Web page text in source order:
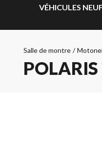
VÉHICULES
Salle de montre /